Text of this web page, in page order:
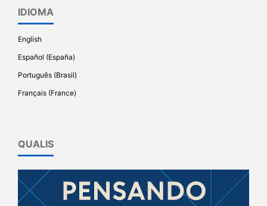
IDIOMA
English
Español (España)
Português (Brasil)
Français (France)
QUALIS